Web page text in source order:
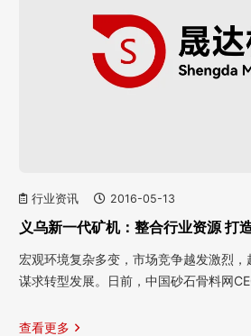
行业资讯 2016-05-13
义乌新一代矿机：整合行业资源 打
宏观环境复杂多变，市场竞争越发激烈
谋求转型发展。日前，中国砂石骨料网
查看更多